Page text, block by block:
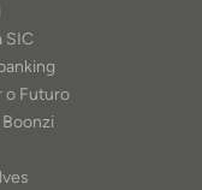
SIC
o Futuro